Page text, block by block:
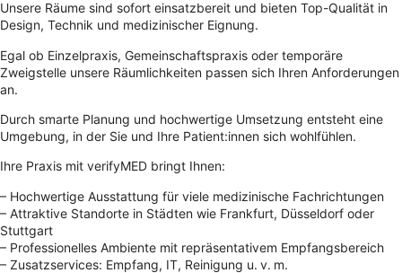
Unsere Räume sind sofort einsatzbereit und bieten Top-Qualität in
Design, Technik und medizinischer Eignung.
Egal ob Einzelpraxis, Gemeinschaftspraxis oder temporäre
Zweigstelle unsere Räumlichkeiten passen sich Ihren Anforderungen
an.
Durch smarte Planung und hochwertige Umsetzung entsteht eine
Umgebung, in der Sie und Ihre Patient:innen sich wohlfühlen.
Ihre Praxis mit verifyMED bringt Ihnen:
– Hochwertige Ausstattung für viele medizinische Fachrichtungen
– Attraktive Standorte in Städten wie Frankfurt, Düsseldorf oder
Stuttgart
– Professionelles Ambiente mit repräsentativem Empfangsbereich
– Zusatzservices: Empfang, IT, Reinigung u. v. m.